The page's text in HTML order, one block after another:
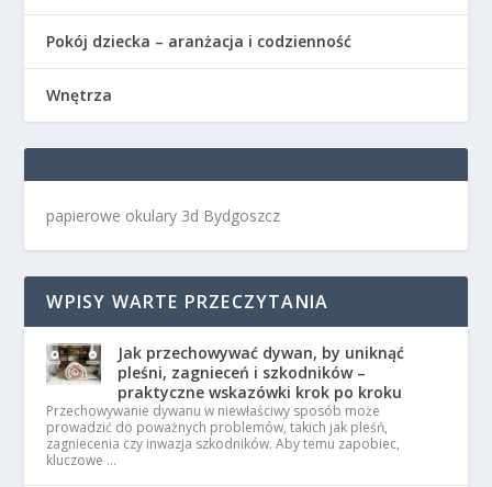
Pokój dziecka – aranżacja i codzienność
Wnętrza
papierowe okulary 3d Bydgoszcz
WPISY WARTE PRZECZYTANIA
Jak przechowywać dywan, by uniknąć
pleśni, zagnieceń i szkodników –
praktyczne wskazówki krok po kroku
Przechowywanie dywanu w niewłaściwy sposób może
prowadzić do poważnych problemów, takich jak pleśń,
zagniecenia czy inwazja szkodników. Aby temu zapobiec,
kluczowe …